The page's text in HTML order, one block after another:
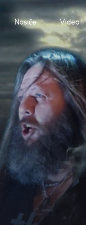
Nosiče Videa